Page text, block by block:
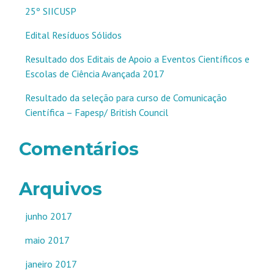
25º SIICUSP
Edital Resíduos Sólidos
Resultado dos Editais de Apoio a Eventos Científicos e
Escolas de Ciência Avançada 2017
Resultado da seleção para curso de Comunicação
Científica – Fapesp/ British Council
Comentários
Arquivos
junho 2017
maio 2017
janeiro 2017